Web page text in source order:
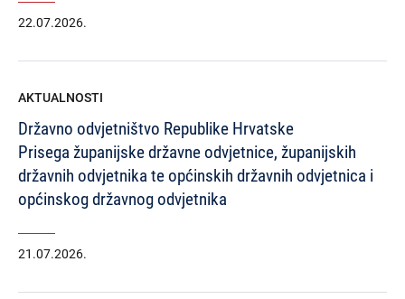
22.07.2026.
AKTUALNOSTI
Državno odvjetništvo Republike Hrvatske
Prisega županijske državne odvjetnice, županijskih
državnih odvjetnika te općinskih državnih odvjetnica i
općinskog državnog odvjetnika
21.07.2026.